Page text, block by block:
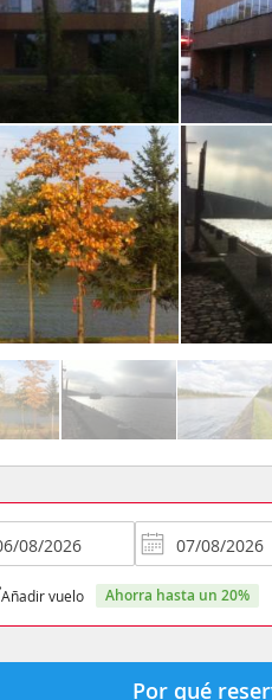
Añadir vuelo ahorra hasta un 20%
Por qué